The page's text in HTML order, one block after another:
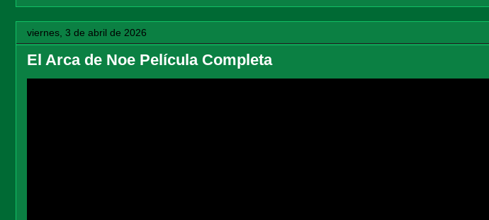
viernes, 3 de abril de 2026
El Arca de Noe Película Completa